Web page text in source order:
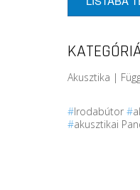
Akusztika |
#Irodabútor #
#akusztikai